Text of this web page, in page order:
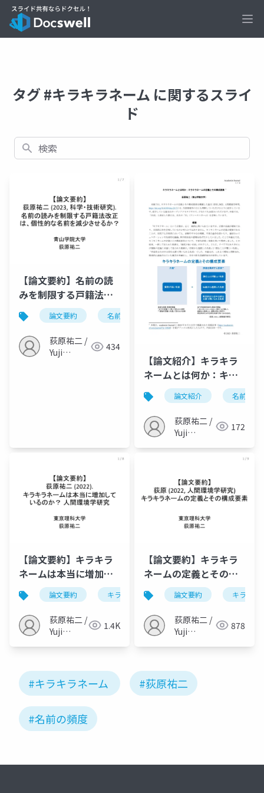
タグ #キラキラネーム に関するスライ
ド
検索
【論文要約】名前の読
みを制限する戸籍法改
正は、個性的な名前を
減少させるか？（荻原,
2023, 科学・技術研
究）
論文要約 名前 戸籍法 キラキラネーム
荻原祐二 /
Yuji
434
【論文紹介】キラキラ
ネームとは何か：キラ
キラネームの定義とそ
の構成要素（荻原,
2022, 人間環境学研
究）
論文紹介 名前
荻原祐二 /
Yuji
172
【論文要約】キラキラ
ネームは本当に増加し
ているのか？（荻原,
2022, 人間環境学研
究）
論文要約 キラキラネーム 心理学 言語学
荻原祐二 /
Yuji
1.4K
【論文要約】キラキラ
ネームの定義とその構
成要素（荻原, 2022, 人
間環境学研究）
論文要約 キラキラ
荻原祐二 /
Yuji
878
#キラキラネーム #荻原祐二
#名前の頻度